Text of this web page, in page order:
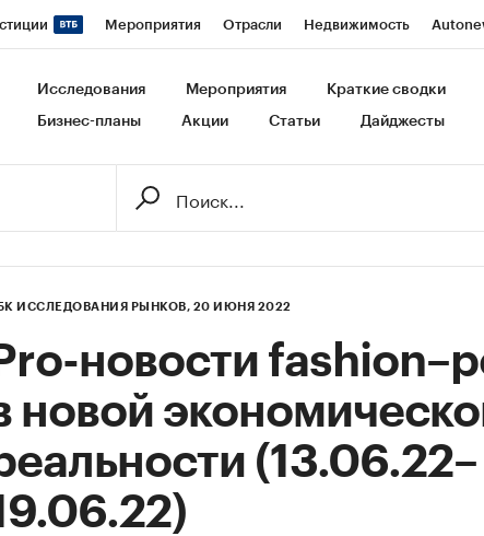
Мероприятия Отрасли Недвижимость
рейтинги Франшизы Газета Спецпроекты СПб
Исследования Мероприятия Краткие сводки
Бизнес-планы Акции Статьи Дайджесты
ИССЛЕДОВАНИЯ РЫНКОВ, 20 ИЮНЯ 2022
Pro-новости
новой
(13.06.22–